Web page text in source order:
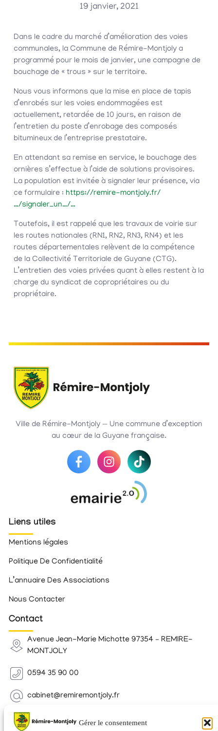
Gérer le consentement
19 janvier, 2021
Dans le cadre du marché d’amélioration des voies
communales, la Commune de Rémire-Montjoly a
programmé pour le mois de janvier, une campagne de
bouchage de « trous » sur le territoire.
Nous vous informons que la mise en place de tapis
d’enrobés sur les voies endommagées est
actuellement, retardée de 10 jours, en raison de
l’entretien du poste d’enrobage des composés
bitumineux de l’entreprise prestataire.
En attendant sa remise en service, le bouchage des
ornières s’effectue à l’aide de solutions provisoires.
La population est invitée à signaler leur présence, via
ce formulaire : https://remire-montjoly.fr/
…/signaler_un…/…
Toutefois, il est rappelé que les travaux de voirie sur
les routes nationales (RN1, RN2, RN3, RN4) et les
routes départementales relèvent de la compétence
de la Collectivité Territoriale de Guyane (CTG).
L’entretien des voies privées quant à elles restent à la
charge du syndicat de copropriétaires ou du
propriétaire.
Ville de Rémire-Montjoly — Une commune d’exception
au cœur de la Guyane française.
Liens utiles
Mentions légales
Politique De Confidentialité
L’annuaire Des Associations
Nous Contacter
Contact
Avenue Jean-Marie Michotte 97354 – REMIRE-
MONTJOLY
0594 35 90 00
cabinet@remiremontjoly.fr
Newsletter